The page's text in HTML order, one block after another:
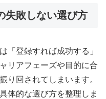
失敗しない選び方
「登録すれば成功する」
リアフェーズや目的に合
り回されてしまいます。
体的な選び方を整理しま